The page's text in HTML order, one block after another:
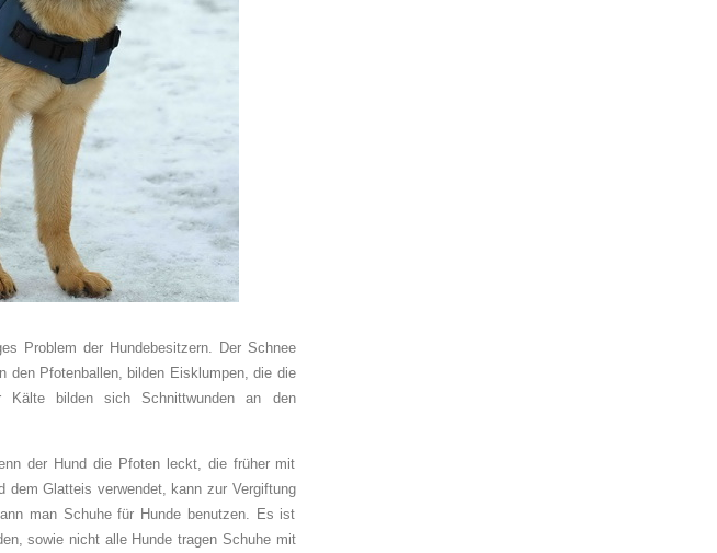
Problem der Hundebesitzern. Der Schnee
den Pfotenballen, bilden Eisklumpen, die die
Kälte bilden sich Schnittwunden an den
der Hund die Pfoten leckt, die früher mit
dem Glatteis verwendet, kann zur Vergiftung
man Schuhe für Hunde benutzen. Es ist
sowie nicht alle Hunde tragen Schuhe mit